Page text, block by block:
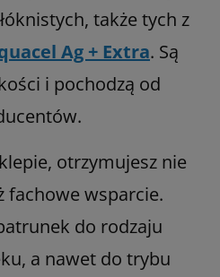
także tych z
Ag + Extra. Są
i pochodzą od
otrzymujesz nie
fachowe wsparcie.
do rodzaju
a nawet do trybu